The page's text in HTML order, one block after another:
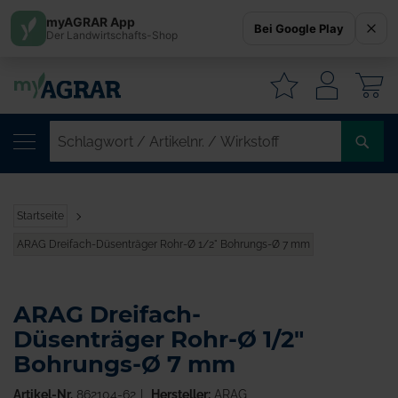
Startseite
ARAG Dreifach-Düsenträger Rohr-Ø 1/2" Bohrungs-Ø 7 mm
ARAG Dreifach-
Düsenträger Rohr-Ø 1/2"
Bohrungs-Ø 7 mm
Artikel-Nr. 862104-62 Hersteller:ARAG
myAGRAR App
Der Landwirtschafts-Shop Bei Google Play